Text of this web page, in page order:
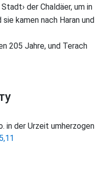
Stadt› der Chaldäer, um in
sie kamen nach Haran und
205 Jahre, und Terach
in der Urzeit umherzogen